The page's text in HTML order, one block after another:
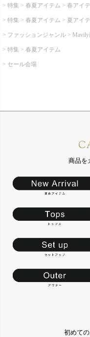
特集 春夏アイテム 春アイ
特集 春夏アイテム 夏アイ
ファッションジャンル
特集 春夏アイテム
セール会場
商品を
初めて